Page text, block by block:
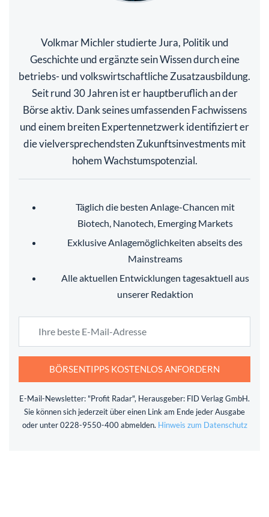
Volkmar Michler studierte Jura, Politik und
Geschichte und ergänzte sein Wissen durch eine
betriebs- und volkswirtschaftliche Zusatzausbildung.
Seit rund 30 Jahren ist er hauptberuflich an der
Börse aktiv. Dank seines umfassenden Fachwissens
und einem breiten Expertennetzwerk identifiziert er
die vielversprechendsten Zukunftsinvestments mit
hohem Wachstumspotenzial.
Täglich die besten Anlage-Chancen mit
Biotech, Nanotech, Emerging Markets
Exklusive Anlagemöglichkeiten abseits des
Mainstreams
Alle aktuellen Entwicklungen tagesaktuell aus
unserer Redaktion
BÖRSENTIPPS KOSTENLOS ANFORDERN
E-Mail-Newsletter: "Profit Radar", Herausgeber: FID Verlag GmbH.
Sie können sich jederzeit über einen Link am Ende jeder Ausgabe
oder unter 0228-9550-400 abmelden. Hinweis zum Datenschutz